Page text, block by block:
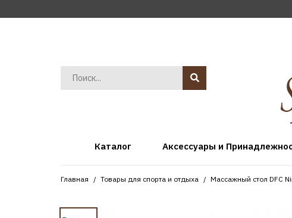
Каталог Аксессуары и
Главная Товары для спорта и отдыха Массажный стол DFC